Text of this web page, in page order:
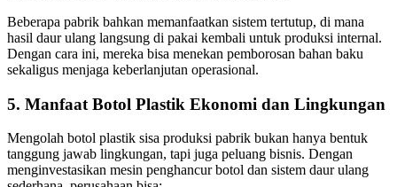
Beberapa pabrik bahkan memanfaatkan sistem tertutup, di mana
hasil daur ulang langsung di pakai kembali untuk produksi internal.
Dengan cara ini, mereka bisa menekan pemborosan bahan baku
sekaligus menjaga keberlanjutan operasional.
5. Manfaat Botol Plastik Ekonomi dan Lingkungan
Mengolah botol plastik sisa produksi pabrik bukan hanya bentuk
tanggung jawab lingkungan, tapi juga peluang bisnis. Dengan
menginvestasikan mesin penghancur botol dan sistem daur ulang